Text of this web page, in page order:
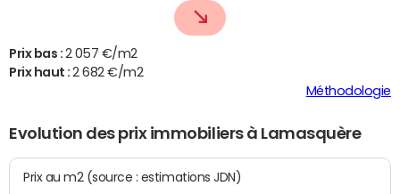
Prix bas : 2 057 €/m2
Prix haut :2 682 €/m2
Méthodologie
Evolution des prix immobiliers à Lamasquère
Prix au m2 (source : estimations JDN)